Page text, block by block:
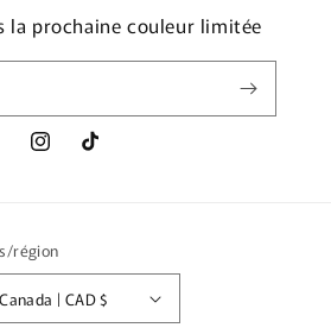
la prochaine couleur limitée
InstagramTikTok
région
Canada | CAD $